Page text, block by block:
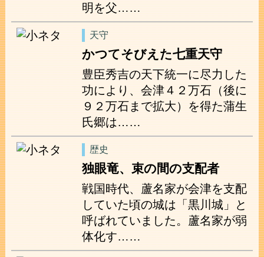
明を父……
天守
かつてそびえた七重天守
豊臣秀吉の天下統一に尽力した
功により、会津４２万石（後に
９２万石まで拡大）を得た蒲生
氏郷は……
歴史
独眼竜、束の間の支配者
戦国時代、蘆名家が会津を支配
していた頃の城は「黒川城」と
呼ばれていました。蘆名家が弱
体化す……